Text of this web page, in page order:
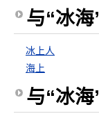
与“冰
冰上人
海上
与“冰